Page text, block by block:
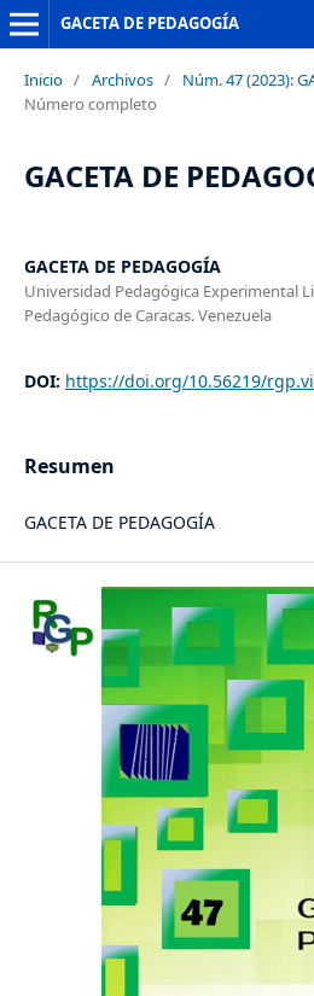
GACETA DE PEDAGOGÍA
Inicio / Archivos / Núm. 47 (2023):
Número completo
GACETA DE
GACETA DE PEDAGOGÍA
Universidad Pedagógica Experimental
Pedagógico de Caracas. Venezuela
DOI: https://doi.org/10.56219/
Resumen
GACETA DE PEDAGOGÍA